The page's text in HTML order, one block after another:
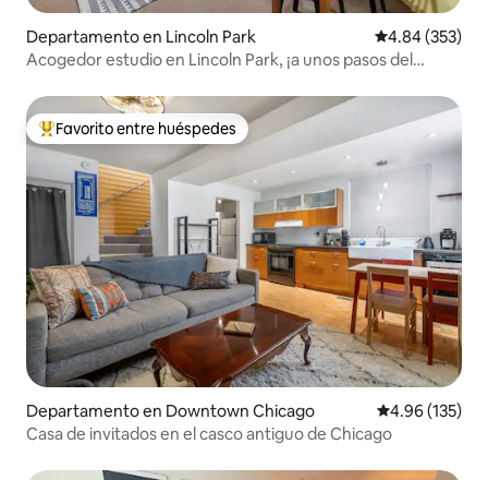
Departamento en Lincoln Park Calificación
4.84 (353)
Acogedor estudio en Lincoln Park, ¡a unos pasos del
De los mejores en Favorito entre huéspedes
Favorito entre huéspedes
Departamento en Downtown Chicago Calificación
4.96 (135)
Casa de invitados en el casco antiguo de Chicago